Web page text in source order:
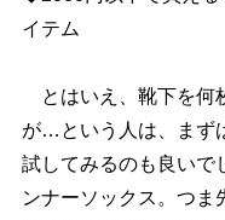
イテム
とはいえ、靴下を何
が…という人は、まず
試してみるのも良いで
ンナーソックス。つま